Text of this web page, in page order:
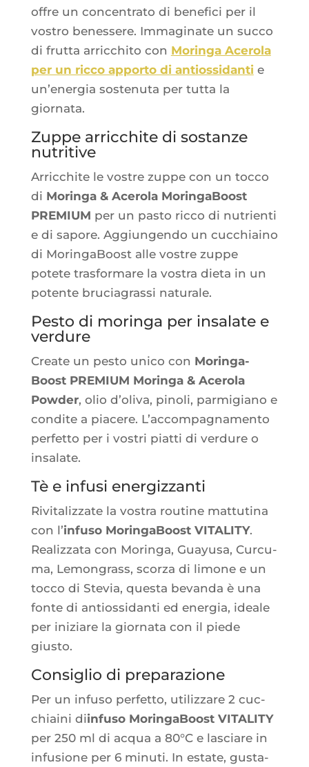
offre un concen­tra­to di bene­fi­ci per il
vos­tro benes­sere. Imma­gi­nate un suc­co
di frut­ta arric­chi­to con Morin­ga Ace­ro­la
per un ric­co appor­to di antios­si­dan­ti e
un’e­ner­gia sos­te­nu­ta per tut­ta la
giornata.
Zuppe arricchite di sostanze
nutritive
Arric­chite le vostre zuppe con un toc­co
di Morin­ga & Ace­ro­la Morin­ga­Boost
PREMIUM per un pas­to ric­co di nutrien­ti
e di sapore. Aggiun­gen­do un cuc­chiai­no
di Morin­ga­Boost alle vostre zuppe
potete tras­for­mare la vos­tra die­ta in un
potente bru­cia­gras­si naturale.
Pesto di moringa per insalate e
verdure
Create un pes­to uni­co con Morin­ga­
Boost PREMIUM Morin­ga & Ace­ro­la
Pow­der, olio d’o­li­va, pino­li, par­mi­gia­no e
condite a pia­cere. L’ac­com­pa­gna­men­to
per­fet­to per i vos­tri piat­ti di ver­dure o
insalate.
Tè e infusi energizzanti
Rivi­ta­liz­zate la vos­tra rou­tine mat­tu­ti­na
con l’infu­so Morin­ga­Boost VITALITY.
Rea­liz­za­ta con Morin­ga, Guayu­sa, Cur­cu­
ma, Lemon­grass, scor­za di limone e un
toc­co di Ste­via, ques­ta bevan­da è una
fonte di antios­si­dan­ti ed ener­gia, ideale
per iniziare la gior­na­ta con il piede
giusto.
Consiglio di preparazione
Per un infu­so per­fet­to, uti­liz­zare 2 cuc­
chiai­ni diinfu­so Morin­ga­Boost VITALITY
per 250 ml di acqua a 80°C e las­ciare in
infu­sione per 6 minu­ti. In estate, gus­ta­